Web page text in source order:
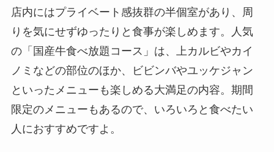
店内にはプライベート感抜群の半個室があり、周
りを気にせずゆったりと食事が楽しめます。人気
の「国産牛食べ放題コース」は、上カルビやカイ
ノミなどの部位のほか、ビビンバやユッケジャン
といったメニューも楽しめる大満足の内容。期間
限定のメニューもあるので、いろいろと食べたい
人におすすめですよ。